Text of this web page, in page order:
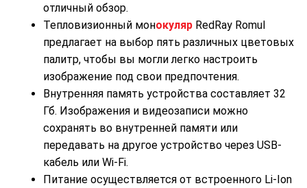
отличный обзор.
Тепловизионный монокуляр RedRay Romul
предлагает на выбор пять различных цветовых
палитр, чтобы вы могли легко настроить
изображение под свои предпочтения.
Внутренняя память устройства составляет 32
Гб. Изображения и видеозаписи можно
сохранять во внутренней памяти или
передавать на другое устройство через USB-
кабель или Wi-Fi.
Питание осуществляется от встроенного Li-Ion